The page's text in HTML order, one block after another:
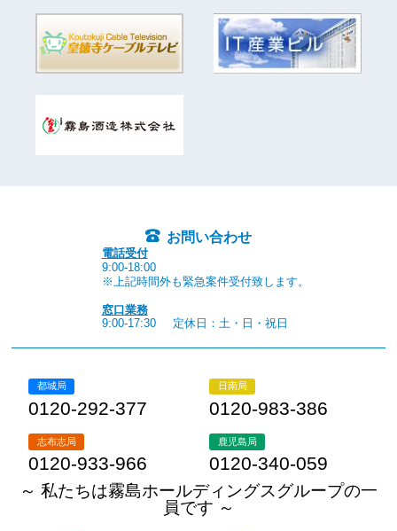
お問い合わせ
電話受付
9:00-18:00
※上記時間外も緊急案件受付致します。
窓口業務
9:00-17:30
定休日：土・日・祝日
都城局
0120-292-377
日南局
0120-983-386
志布志局
0120-933-966
鹿児島局
0120-340-059
～ 私たちは霧島ホールディングスグループの一
員です ～